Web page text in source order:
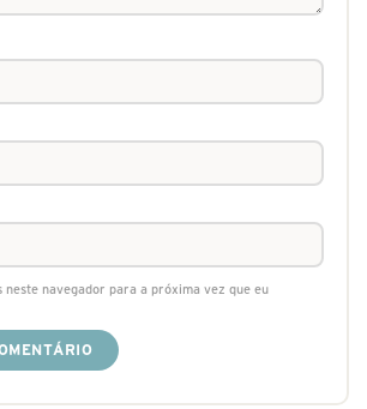
neste navegador para a próxima vez que eu